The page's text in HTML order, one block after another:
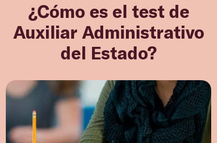
¿Cómo es el test de
Auxiliar Administrativo
del Estado?